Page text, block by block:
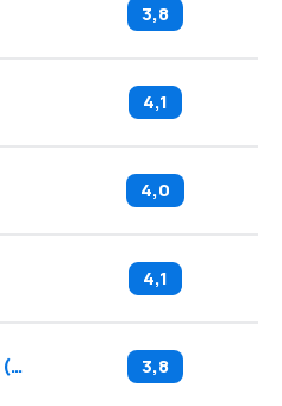
3,8
4,1
4,0
4,1
(SN 3,8